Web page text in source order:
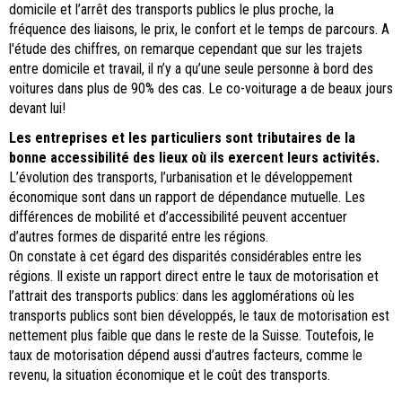
domicile et l’arrêt des transports publics le plus proche, la
fréquence des liaisons, le prix, le confort et le temps de parcours. A
l'étude des chiffres, on remarque cependant que sur les trajets
entre domicile et travail, il n’y a qu’une seule personne à bord des
voitures dans plus de 90% des cas. Le co-voiturage a de beaux jours
devant lui!
Les entreprises et les particuliers sont tributaires de la
bonne accessibilité des lieux où ils exercent leurs activités.
L’évolution des transports, l’urbanisation et le développement
économique sont dans un rapport de dépendance mutuelle. Les
différences de mobilité et d’accessibilité peuvent accentuer
d’autres formes de disparité entre les régions.
On constate à cet égard des disparités considérables entre les
régions. Il existe un rapport direct entre le taux de motorisation et
l’attrait des transports publics: dans les agglomérations où les
transports publics sont bien développés, le taux de motorisation est
nettement plus faible que dans le reste de la Suisse. Toutefois, le
taux de motorisation dépend aussi d’autres facteurs, comme le
revenu, la situation économique et le coût des transports.